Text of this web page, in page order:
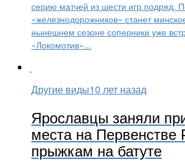
серию матчей из шести игр подряд.
«железнодорожников» станет
нынешнем сезоне соперники уже
«Локомотив»...
Другие виды10 лет назад
Ярославцы заняли
места на Первенстве
прыжкам на батуте